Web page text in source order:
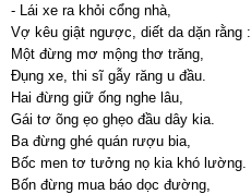
- Lái xe ra khỏi cổng nhà,
Vợ kêu giật ngược, diết da dặn rằng :
Một đừng mơ mộng thơ trăng,
Đụng xe, thi sĩ gẫy răng u đầu.
Hai đừng giữ ống nghe lâu,
Gái tơ õng ẹo ghẹo đầu dây kia.
Ba đừng ghé quán rượu bia,
Bốc men tơ tưởng nọ kia khó lường.
Bốn đừng mua báo dọc đường,